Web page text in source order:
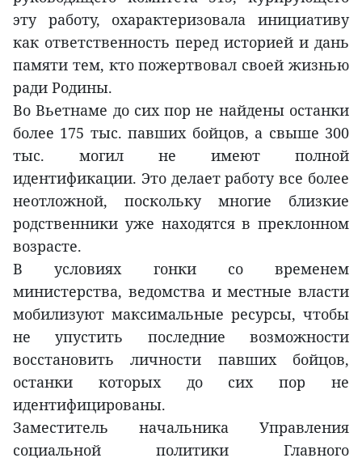
эту работу, охарактеризовала инициативу
как ответственность перед историей и дань
памяти тем, кто пожертвовал своей жизнью
ради Родины.
Во Вьетнаме до сих пор не найдены останки
более 175 тыс. павших бойцов, а свыше 300
тыс. могил не имеют полной
идентификации. Это делает работу все более
неотложной, поскольку многие близкие
родственники уже находятся в преклонном
возрасте.
В условиях гонки со временем
министерства, ведомства и местные власти
мобилизуют максимальные ресурсы, чтобы
не упустить последние возможности
восстановить личности павших бойцов,
останки которых до сих пор не
идентифицированы.
Заместитель начальника Управления
социальной политики Главного